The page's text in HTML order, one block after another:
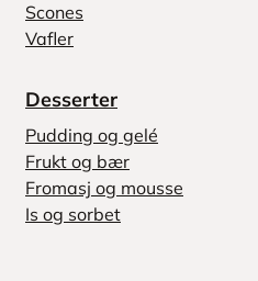
Scones
Vafler
Desserter
Pudding og gelé
Frukt og bær
Fromasj og mousse
Is og sorbet